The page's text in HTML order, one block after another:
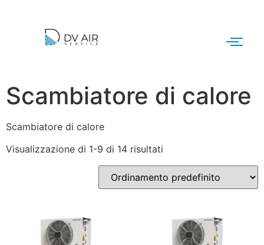
Scambiatore di calore
Scambiatore di calore
Visualizzazione di 1-9 di 14 risultati